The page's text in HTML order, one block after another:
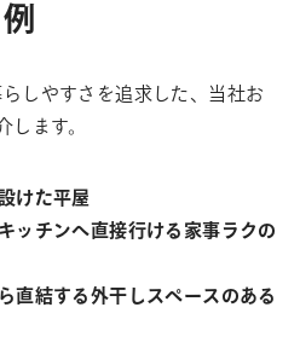
しやすさを追求した、当社お
します。
けた平屋
ッチンへ直接行ける家事ラクの
直結する外干しスペースのある